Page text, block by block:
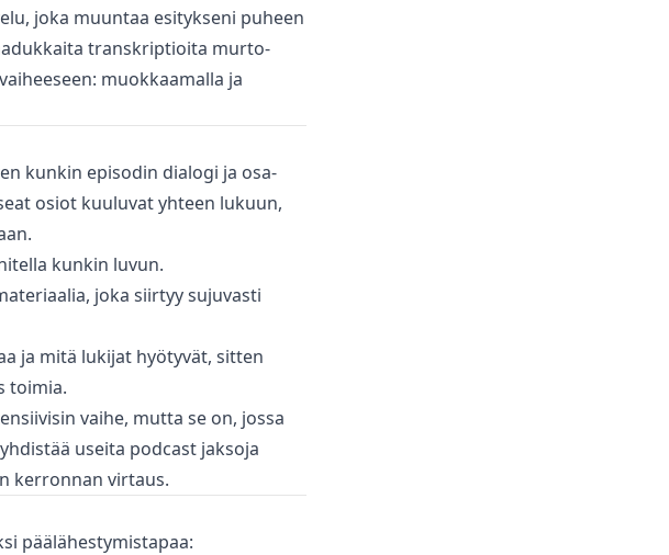
joka muuntaa esitykseni puheen
transkriptioita murto-
muokkaamalla ja
kunkin episodin dialogi ja osa-
osiot kuuluvat yhteen lukuun,
kunkin luvun.
joka siirtyy sujuvasti
ja mitä lukijat hyötyvät, sitten
toimia.
vaihe, mutta se on, jossa
useita podcast jaksoja
kerronnan virtaus.
päälähestymistapaa: